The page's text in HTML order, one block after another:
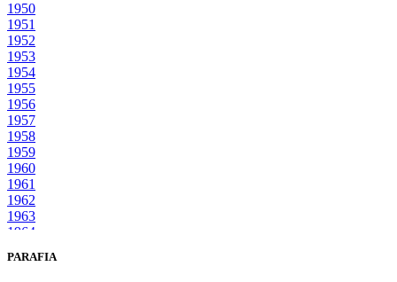
1950
1951
1952
1953
1954
1955
1956
1957
1958
1959
1960
1961
1962
1963
1964
1966
PARAFIA